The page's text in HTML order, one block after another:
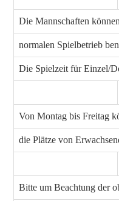
Die Mannschaften
normalen Spielbetrieb
Die Spielzeit für Einzel/
Von Montag bis Freitag
die Plätze von
Bitte um Beachtung der